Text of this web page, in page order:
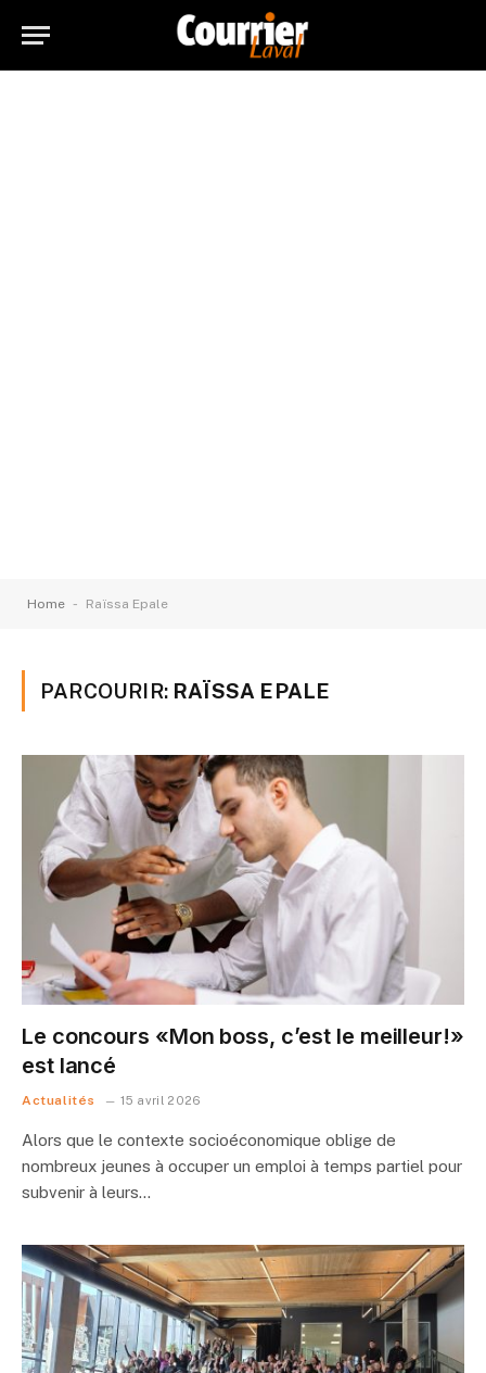
Home - Raïssa Epale
PARCOURIR: RAÏSSA EPALE
Le concours «Mon boss, c’est le meilleur!»
est lancé
Actualités 15 avril 2026
Alors que le contexte socioéconomique oblige de
nombreux jeunes à occuper un emploi à temps partiel pour
subvenir à leurs…